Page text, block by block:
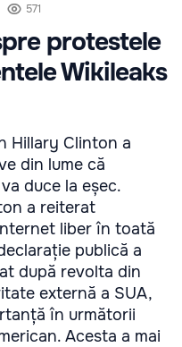
571
protestele
Wikileaks
Hillary Clinton a
din lume că
duce la eșec.
a reiterat
liber în toată
publică a
după revolta din
externă a SUA,
în următorii
Acesta a mai